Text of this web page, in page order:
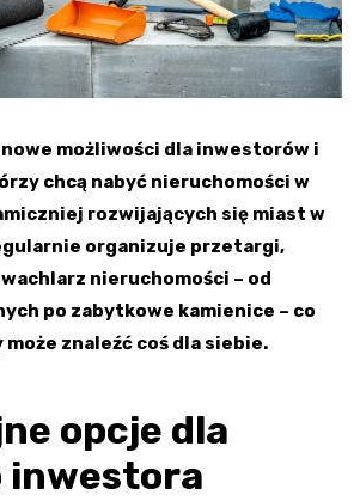
nowe możliwości dla inwestorów i
chcą nabyć nieruchomości w
rozwijających się miast w
organizuje przetargi,
nieruchomości – od
po zabytkowe kamienice – co
może znaleźć coś dla siebie.
opcje dla
inwestora